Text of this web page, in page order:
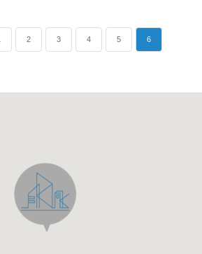
2 3 4 5 6